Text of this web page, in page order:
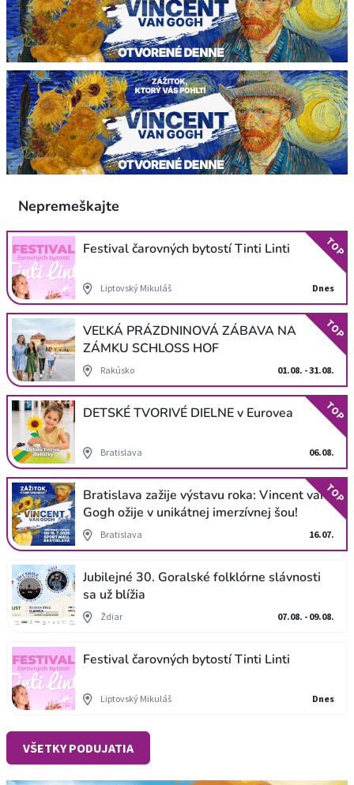
Nepremeškajte
Festival čarovných bytostí Tinti Linti
Liptovský Mikuláš Dnes
TOP
VEĽKÁ PRÁZDNINOVÁ ZÁBAVA NA
ZÁMKU SCHLOSS HOF
Rakúsko 01.08. - 31.08.
TOP
DETSKÉ TVORIVÉ DIELNE v Eurovea
Bratislava 06.08.
TOP
Bratislava zažije výstavu roka: Vincent van
Gogh ožije v unikátnej imerzívnej šou!
Bratislava 16.07.
TOP
Jubilejné 30. Goralské folklórne slávnosti
sa už blížia
Ždiar 07.08. - 09.08.
Festival čarovných bytostí Tinti Linti
Liptovský Mikuláš Dnes
VŠETKY PODUJATIA